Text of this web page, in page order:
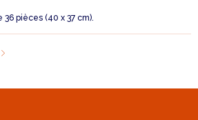
pièces (40 x 37 cm).